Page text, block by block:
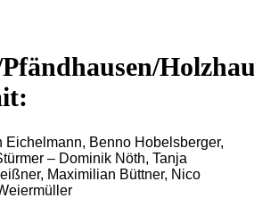
Eichelmann, Benno Hobelsberger,
– Dominik Nöth, Tanja
Maximilian Büttner, Nico